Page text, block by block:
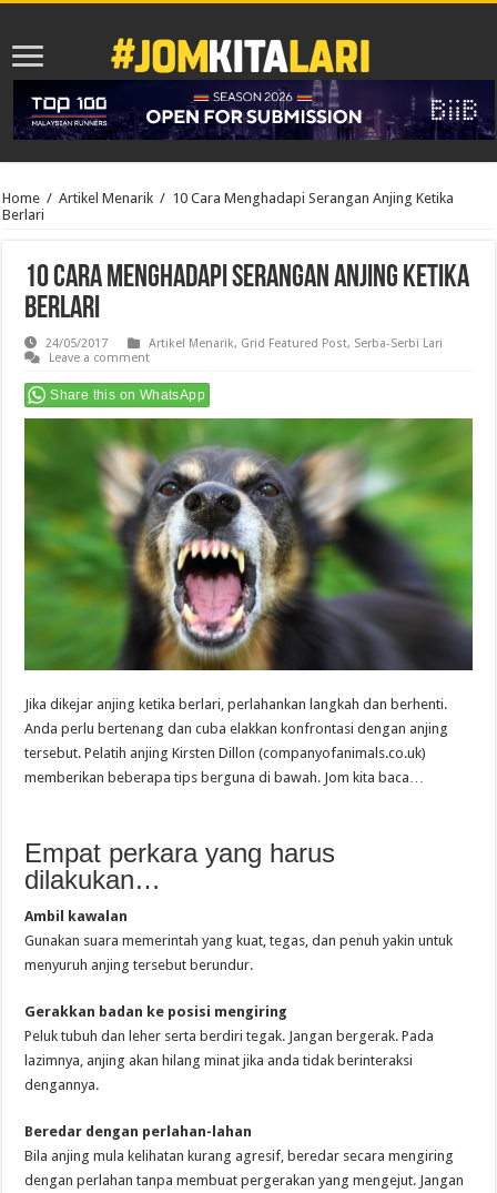
Home / Artikel Menarik / 10 Cara Menghadapi Serangan Anjing Ketika
Berlari
10 Cara Menghadapi Serangan Anjing Ketika
Berlari
24/05/2017 Artikel Menarik, Grid Featured Post, Serba-Serbi Lari
Leave a comment
Share this on WhatsApp
Jika dikejar anjing ketika berlari, perlahankan langkah dan berhenti.
Anda perlu bertenang dan cuba elakkan konfrontasi dengan anjing
tersebut. Pelatih anjing Kirsten Dillon (companyofanimals.co.uk)
memberikan beberapa tips berguna di bawah. Jom kita baca…
Empat perkara yang harus
dilakukan…
Ambil kawalan
Gunakan suara memerintah yang kuat, tegas, dan penuh yakin untuk
menyuruh anjing tersebut berundur.
Gerakkan badan ke posisi mengiring
Peluk tubuh dan leher serta berdiri tegak. Jangan bergerak. Pada
lazimnya, anjing akan hilang minat jika anda tidak berinteraksi
dengannya.
Beredar dengan perlahan-lahan
Bila anjing mula kelihatan kurang agresif, beredar secara mengiring
dengan perlahan tanpa membuat pergerakan yang mengejut. Jangan